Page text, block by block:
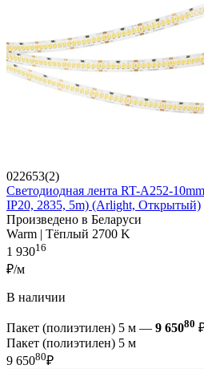
022653(2)
Светодиодная лента RT-A252-
IP20, 2835, 5m) (Arlight, Открытый)
Произведено в Беларуси
Warm | Тёплый 2700 K
1 93016
₽/м
В наличии
Пакет (полиэтилен) 5 м — 9 65080
Пакет (полиэтилен) 5 м
9 65080₽